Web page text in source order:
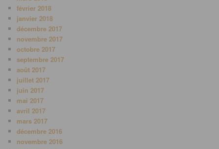
février 2018
janvier 2018
décembre 2017
novembre 2017
octobre 2017
septembre 2017
août 2017
juillet 2017
juin 2017
mai 2017
avril 2017
mars 2017
décembre 2016
novembre 2016